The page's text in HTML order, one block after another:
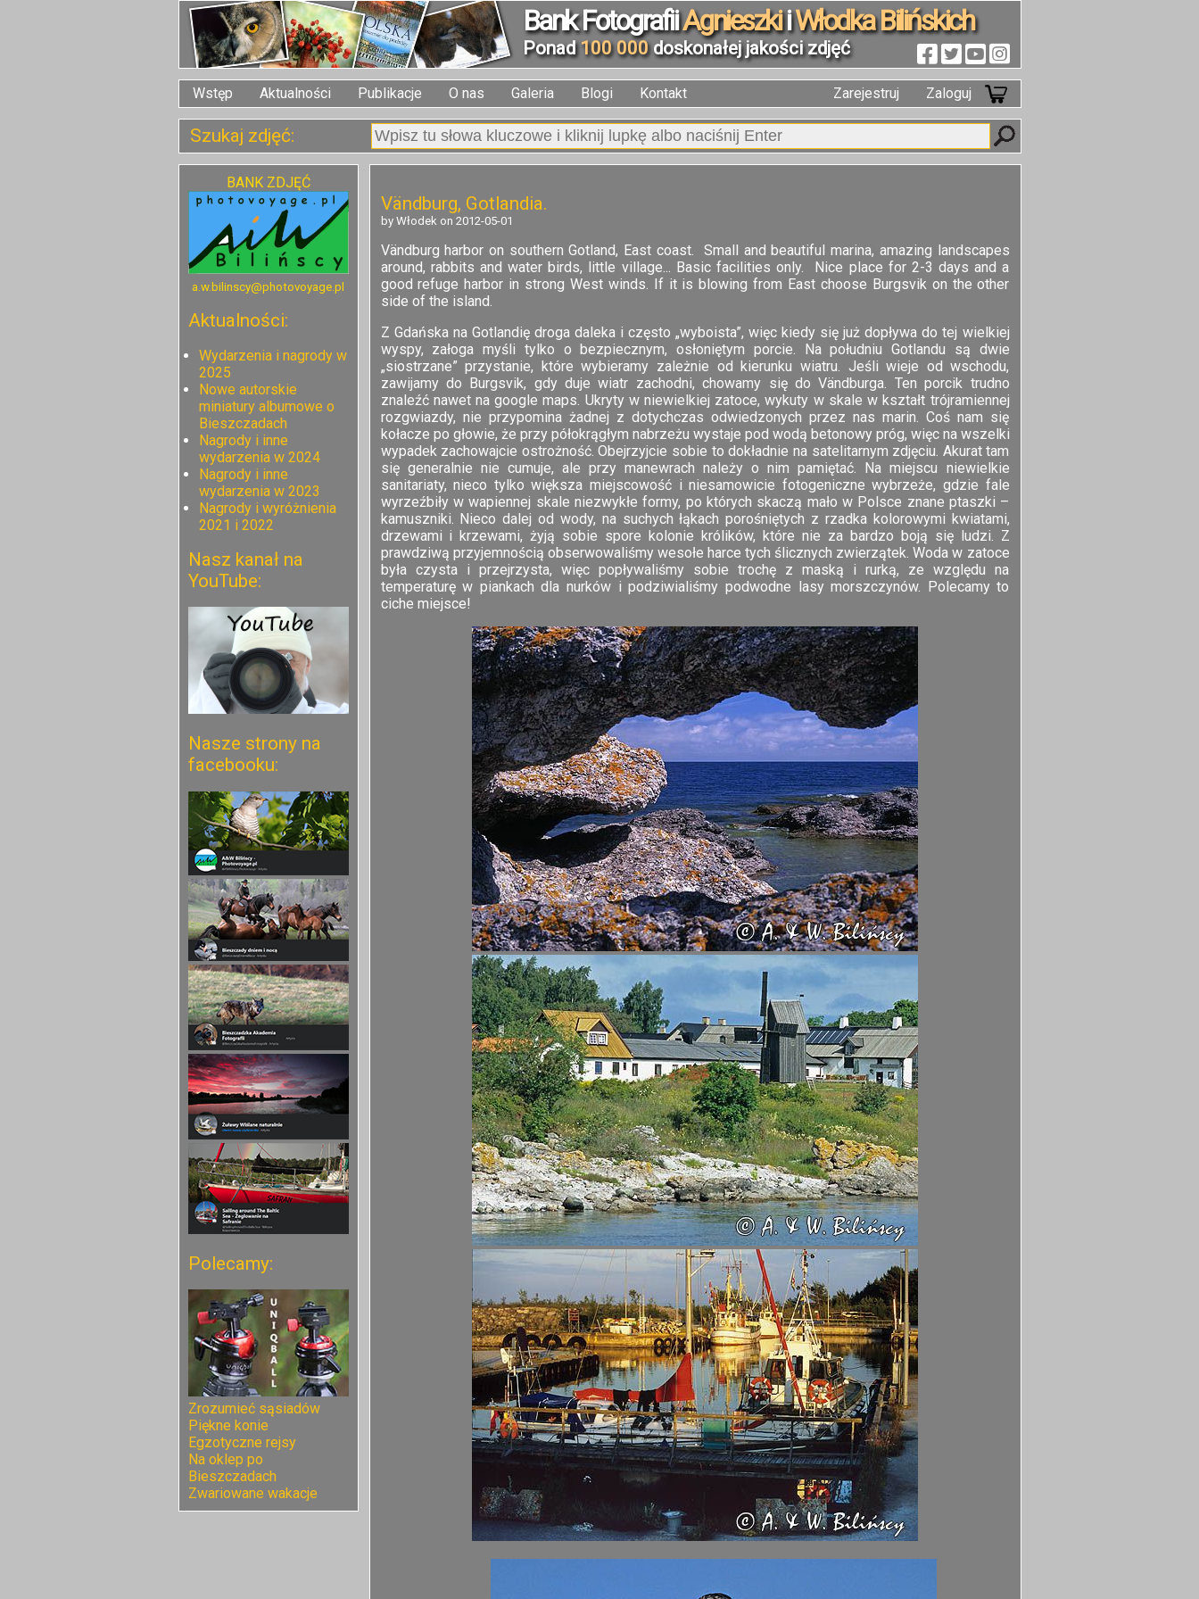
Bank FotografiiAgnieszkiiWłodka Bilińskich
Ponad100 000doskonałej jakości zdjęć
Wstęp Aktualności Publikacje O nas Galeria Blogi Kontakt Zaloguj
Zarejestruj
Szukaj zdjęć:
BANK ZDJĘĆ
a.w.bilinscy@photovoyage.pl
Aktualności:
Wydarzenia i nagrody w
2025
Nowe autorskie
miniatury albumowe o
Bieszczadach
Nagrody i inne
wydarzenia w 2024
Nagrody i inne
wydarzenia w 2023
Nagrody i wyróżnienia
2021 i 2022
Nasz kanał na
YouTube:
Nasze strony na
facebooku:
Polecamy:
Zrozumieć sąsiadów
Piękne konie
Egzotyczne rejsy
Na oklep po
Bieszczadach
Zwariowane wakacje
Vändburg, Gotlandia.
by Włodek on 2012-05-01
Vändburg harbor on southern Gotland, East coast. Small and beautiful marina, amazing landscapes
around, rabbits and water birds, little village... Basic facilities only. Nice place for 2-3 days and a
good refuge harbor in strong West winds. If it is blowing from East choose Burgsvik on the other
side of the island.
Z Gdańska na Gotlandię droga daleka i często „wyboista”, więc kiedy się już dopływa do tej wielkiej
wyspy, załoga myśli tylko o bezpiecznym, osłoniętym porcie. Na południu Gotlandu są dwie
„siostrzane” przystanie, które wybieramy zależnie od kierunku wiatru. Jeśli wieje od wschodu,
zawijamy do Burgsvik, gdy duje wiatr zachodni, chowamy się do Vändburga. Ten porcik trudno
znaleźć nawet na google maps. Ukryty w niewielkiej zatoce, wykuty w skale w kształt trójramiennej
rozgwiazdy, nie przypomina żadnej z dotychczas odwiedzonych przez nas marin. Coś nam się
kołacze po głowie, że przy półokrągłym nabrzeżu wystaje pod wodą betonowy próg, więc na wszelki
wypadek zachowajcie ostrożność. Obejrzyjcie sobie to dokładnie na satelitarnym zdjęciu. Akurat tam
się generalnie nie cumuje, ale przy manewrach należy o nim pamiętać. Na miejscu niewielkie
sanitariaty, nieco tylko większa miejscowość i niesamowicie fotogeniczne wybrzeże, gdzie fale
wyrzeźbiły w wapiennej skale niezwykłe formy, po których skaczą mało w Polsce znane ptaszki –
kamuszniki. Nieco dalej od wody, na suchych łąkach porośniętych z rzadka kolorowymi kwiatami,
drzewami i krzewami, żyją sobie spore kolonie królików, które nie za bardzo boją się ludzi. Z
prawdziwą przyjemnością obserwowaliśmy wesołe harce tych ślicznych zwierzątek. Woda w zatoce
była czysta i przejrzysta, więc popływaliśmy sobie trochę z maską i rurką, ze względu na
temperaturę w piankach dla nurków i podziwialiśmy podwodne lasy morszczynów. Polecamy to
ciche miejsce!